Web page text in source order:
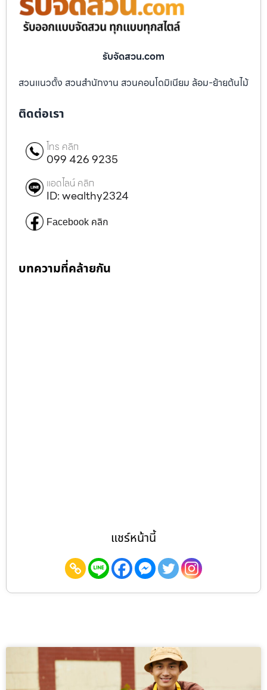
รับจัดสวน.com
สวนแนวตั้ง สวนสำนักงาน สวนคอนโดมิเนียม ล้อม-ย้ายต้นไม้
ติดต่อเรา
โทร คลิก
099 426 9235
แอดไลน์ คลิก
ID: wealthy2324
Facebook คลิก
บทความที่คล้ายกัน
แชร์หน้านี้